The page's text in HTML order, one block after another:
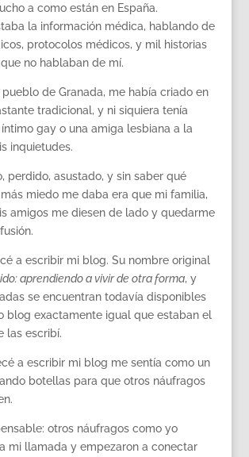
a como están en España.
la información médica, hablando de
protocolos médicos, y mil historias
no hablaban de mí.
pueblo de Granada, me había criado en
tradicional, y ni siquiera tenía
gay o una amiga lesbiana a la
inquietudes.
perdido, asustado, y sin saber qué
más miedo me daba era que mi familia,
amigos me diesen de lado y quedarme
a escribir mi blog. Su nombre original
aprendiendo a vivir de otra forma, y
se encuentran todavía disponibles
blog exactamente igual que estaban el
las escribí.
a escribir mi blog me sentía como un
botellas para que otros náufragos
otros náufragos como yo
mi llamada y empezaron a conectar